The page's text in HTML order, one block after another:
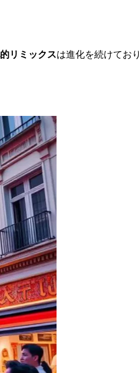
リミックスは進化を続けてお